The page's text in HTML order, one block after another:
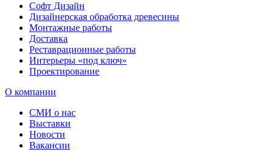
Софт Дизайн
Дизайнерская обработка древесины
Монтажные работы
Доставка
Реставрационные работы
Интерьеры «под ключ»
Проектирование
О компании
СМИ о нас
Выставки
Новости
Вакансии